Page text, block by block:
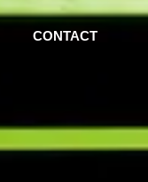
CONTACT